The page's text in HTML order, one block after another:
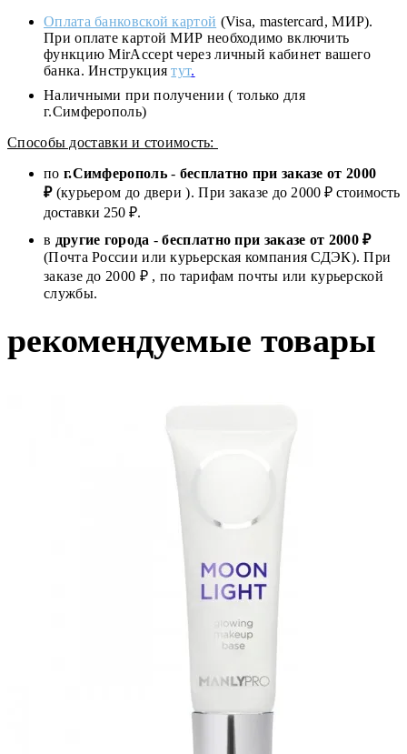
Оплата банковской картой (Visa, mastercard, МИР).
При оплате картой МИР необходимо включить
функцию MirAccept через личный кабинет вашего
банка. Инструкциятут.
Наличными при получении ( только для
г.Симферополь)
Способы доставки и стоимость:
по г.Симферополь- бесплатно при заказе от 2000
₽(курьером до двери ). При заказе до 2000 ₽ стоимость
доставки 250 ₽.
в другие города -бесплатно при заказе от 2000 ₽
(Почта России или курьерская компания СДЭК). При
заказе до 2000 ₽ , по тарифам почты или курьерской
службы.
рекомендуемые товары